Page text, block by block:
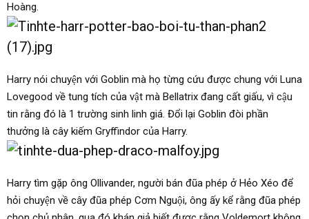
Hoàng.
Harry nói chuyện với Goblin mà họ từng cứu được chung với Luna
Lovegood về tung tích của vật mà Bellatrix đang cất giấu, vì cậu
tin rằng đó là 1 trường sinh linh giá. Đổi lại Goblin đòi phần
thưởng là cây kiếm Gryffindor của Harry.
Harry tìm gặp ông Ollivander, người bán đũa phép ở Hẻo Xéo để
hỏi chuyện về cây đũa phép Cơm Nguội, ông ấy kể rằng đũa phép